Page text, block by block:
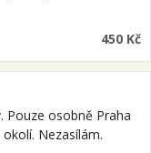
450 Kč
Pouze osobně Praha
Nezasílám.